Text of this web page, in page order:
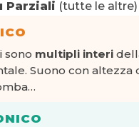
Parziali (tutte le altre)
sono multipli interi
Suono con altezza